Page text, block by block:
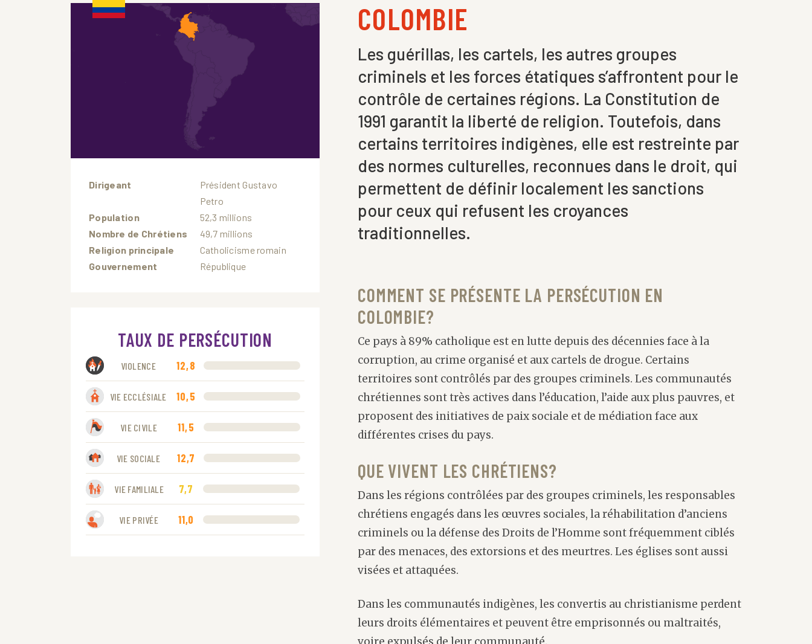
Dirigeant
Président Gustavo
Petro
Population
52,3 millions
Nombre de Chrétiens
49,7 millions
Religion principale
Catholicisme romain
Gouvernement
République
TAUX DE PERSÉCUTION
VIOLENCE 12,8
VIE ECCLÉSIALE 10,5
VIE CIVILE 11,5
VIE SOCIALE 12,7
VIE FAMILIALE 7,7
VIE PRIVÉE 11,0
COLOMBIE
Les guérillas, les cartels, les autres groupes
criminels et les forces étatiques s’affrontent pour le
contrôle de certaines régions. La Constitution de
1991 garantit la liberté de religion. Toutefois, dans
certains territoires indigènes, elle est restreinte par
des normes culturelles, reconnues dans le droit, qui
permettent de définir localement les sanctions
pour ceux qui refusent les croyances
traditionnelles.
COMMENT SE PRÉSENTE LA PERSÉCUTION EN
COLOMBIE?
Ce pays à 89% catholique est en lutte depuis des décennies face à la
corruption, au crime organisé et aux cartels de drogue. Certains
territoires sont contrôlés par des groupes criminels. Les communautés
chrétiennes sont très actives dans l’éducation, l’aide aux plus pauvres, et
proposent des initiatives de paix sociale et de médiation face aux
différentes crises du pays.
QUE VIVENT LES CHRÉTIENS?
Dans les régions contrôlées par des groupes criminels, les responsables
chrétiens engagés dans les œuvres sociales, la réhabilitation d’anciens
criminels ou la défense des Droits de l’Homme sont fréquemment ciblés
par des menaces, des extorsions et des meurtres. Les églises sont aussi
visées et attaquées.
Dans les communautés indigènes, les convertis au christianisme perdent
leurs droits élémentaires et peuvent être emprisonnés ou maltraités,